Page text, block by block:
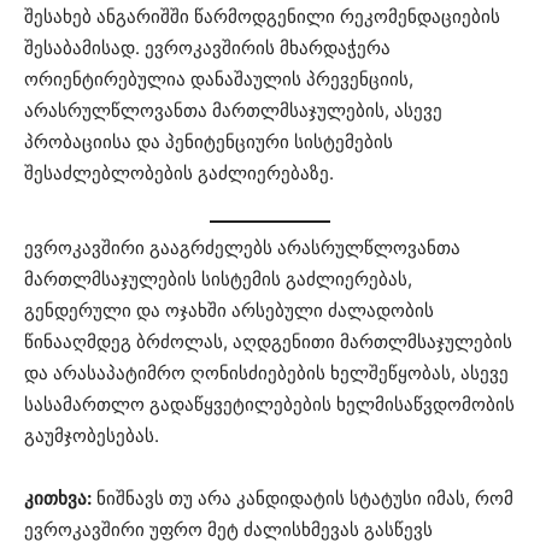
შესახებ ანგარიშში წარმოდგენილი რეკომენდაციების
შესაბამისად. ევროკავშირის მხარდაჭერა
ორიენტირებულია დანაშაულის პრევენციის,
არასრულწლოვანთა მართლმსაჯულების, ასევე
პრობაციისა და პენიტენციური სისტემების
შესაძლებლობების გაძლიერებაზე.
ევროკავშირი გააგრძელებს არასრულწლოვანთა
მართლმსაჯულების სისტემის გაძლიერებას,
გენდერული და ოჯახში არსებული ძალადობის
წინააღმდეგ ბრძოლას, აღდგენითი მართლმსაჯულების
და არასაპატიმრო ღონისძიებების ხელშეწყობას, ასევე
სასამართლო გადაწყვეტილებების ხელმისაწვდომობის
გაუმჯობესებას.
კითხვა: ნიშნავს თუ არა კანდიდატის სტატუსი იმას, რომ
ევროკავშირი უფრო მეტ ძალისხმევას გასწევს